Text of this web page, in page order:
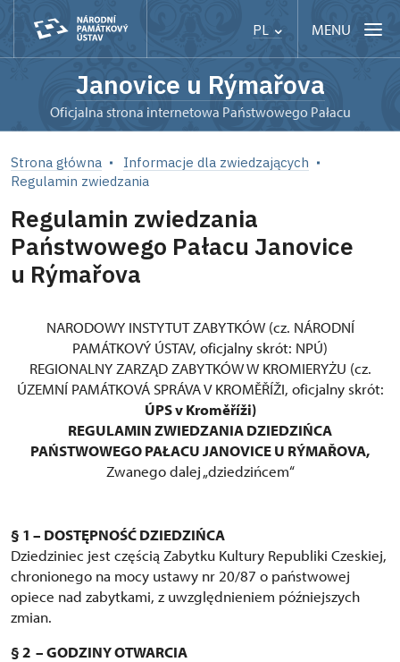
PL MENU
Janovice u Rýmařova
Oficjalna strona internetowa Państwowego Pałacu
Strona główna
Informacje dla zwiedzających
Regulamin zwiedzania
Regulamin zwiedzania
Państwowego Pałacu Janovice
u Rýmařova
NARODOWY INSTYTUT ZABYTKÓW (cz. NÁRODNÍ
PAMÁTKOVÝ ÚSTAV, oficjalny skrót: NPÚ)
REGIONALNY ZARZĄD ZABYTKÓW W KROMIERYŻU (cz.
ÚZEMNÍ PAMÁTKOVÁ SPRÁVA V KROMĚŘÍŽI, oficjalny skrót:
ÚPS v Kroměříži)
REGULAMIN ZWIEDZANIA DZIEDZIŃCA
PAŃSTWOWEGO PAŁACU JANOVICE U RÝMAŘOVA,
Zwanego dalej „dziedzińcem“
§ 1 – DOSTĘPNOŚĆ DZIEDZIŃCA
Dziedziniec jest częścią Zabytku Kultury Republiki Czeskiej,
chronionego na mocy ustawy nr 20/87 o państwowej
opiece nad zabytkami, z uwzględnieniem późniejszych
zmian.
§ 2 – GODZINY OTWARCIA